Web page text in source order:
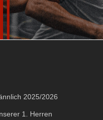
2025/2026
1. Herren